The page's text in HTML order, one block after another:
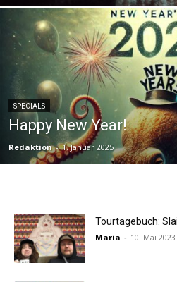
SPECIALS
Happy New Year!
Redaktion - 1. Januar 2025
Tourtagebuch:
Maria - 10. Mai 2023